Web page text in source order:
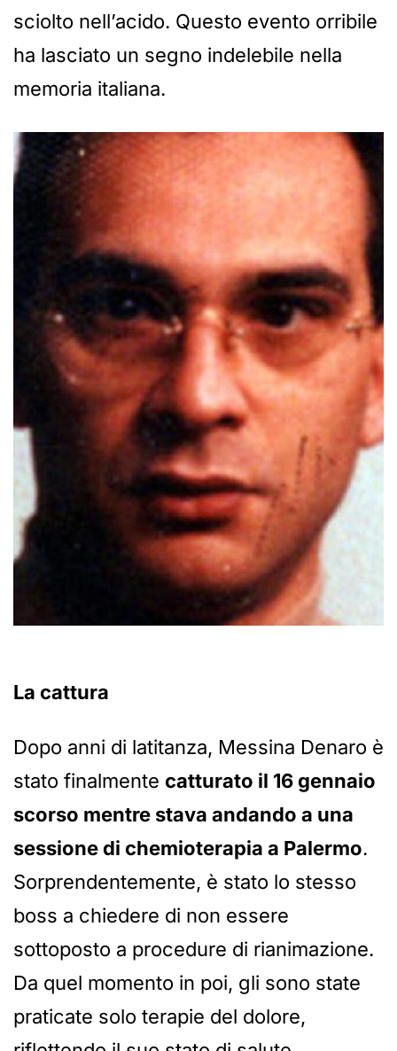
sciolto nell’acido. Questo evento orribile
ha lasciato un segno indelebile nella
memoria italiana.
La cattura
Dopo anni di latitanza, Messina Denaro è
stato finalmente catturato il 16 gennaio
scorso mentre stava andando a una
sessione di chemioterapia a Palermo.
Sorprendentemente, è stato lo stesso
boss a chiedere di non essere
sottoposto a procedure di rianimazione.
Da quel momento in poi, gli sono state
praticate solo terapie del dolore,